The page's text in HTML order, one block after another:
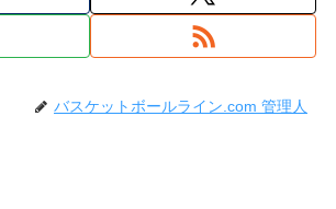
バスケットボールライン.com 管理人